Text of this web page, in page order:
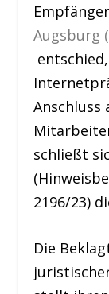
Augsburg
Anschluss
schließt
2196/23)
Die